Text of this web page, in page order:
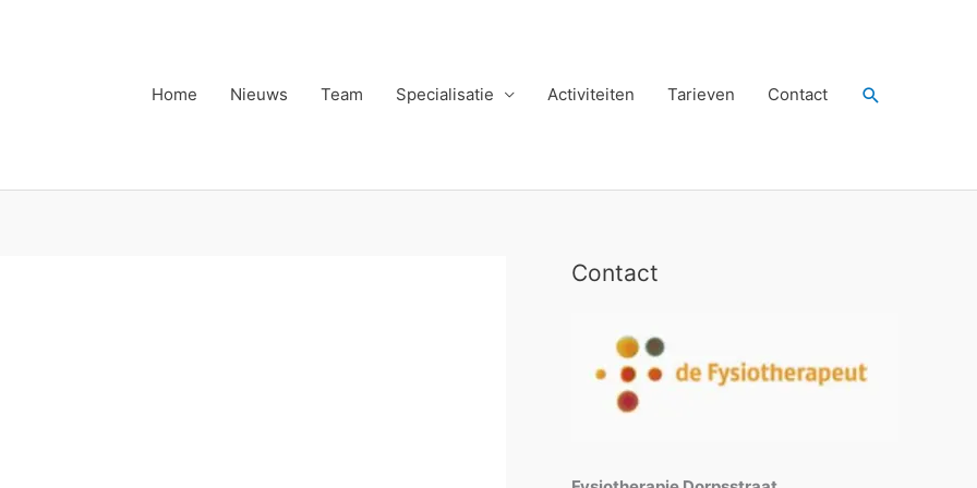
Home Nieuws Team Specialisatie Activiteiten Tarieven Contact Zoeken
Contact